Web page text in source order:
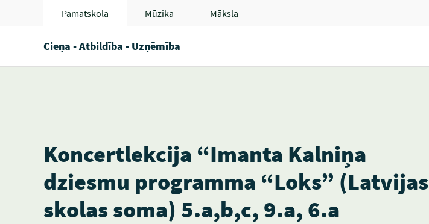
Pamatskola Mūzika Māksla
Cieņa - Atbildība - Uzņēmība
Koncertlekcija “Imanta Kalniņa
dziesmu programma “Loks” (Latvijas
skolas soma) 5.a,b,c, 9.a, 6.a